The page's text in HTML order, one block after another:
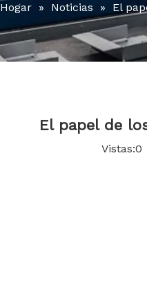
Hogar » Noticias » El
El papel de
Vistas:0